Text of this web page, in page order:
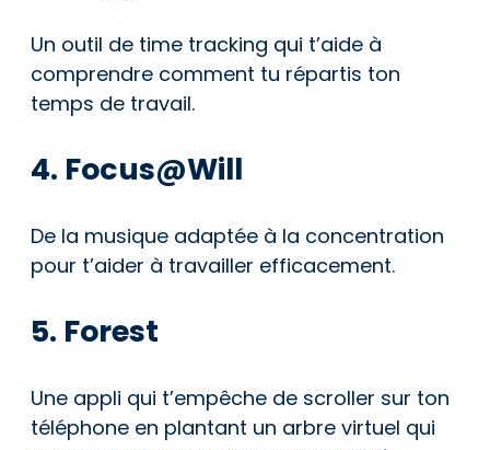
Un outil de time tracking qui t’aide à
comprendre comment tu répartis ton
temps de travail.
4. Focus@Will
De la musique adaptée à la concentration
pour t’aider à travailler efficacement.
5. Forest
Une appli qui t’empêche de scroller sur ton
téléphone en plantant un arbre virtuel qui